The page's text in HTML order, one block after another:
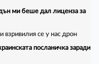
ми беше дал лиценза за
взривилия се у нас дрон
посланичка заради